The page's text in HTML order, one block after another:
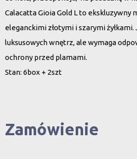
Calacatta Gioia Gold L to ekskluzywny
eleganckimi złotymi i szarymi żyłkami.
luksusowych wnętrz, ale wymaga
ochrony przed plamami.
Stan: 6box + 2szt
Zamówienie